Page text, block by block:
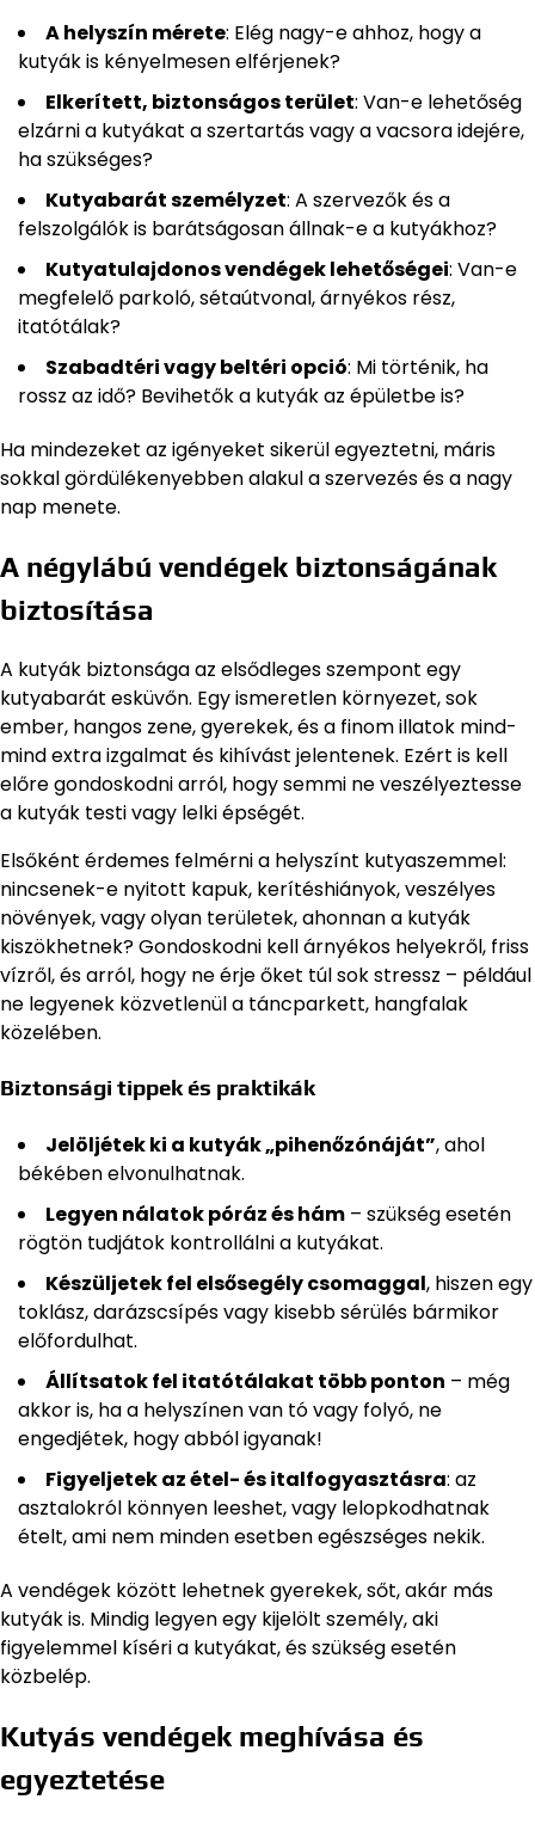
A helyszín mérete: Elég nagy-e ahhoz, hogy a
kutyák is kényelmesen elférjenek?
Elkerített, biztonságos terület: Van-e lehetőség
elzárni a kutyákat a szertartás vagy a vacsora idejére,
ha szükséges?
Kutyabarát személyzet: A szervezők és a
felszolgálók is barátságosan állnak-e a kutyákhoz?
Kutyatulajdonos vendégek lehetőségei: Van-e
megfelelő parkoló, sétaútvonal, árnyékos rész,
itatótálak?
Szabadtéri vagy beltéri opció: Mi történik, ha
rossz az idő? Bevihetők a kutyák az épületbe is?
Ha mindezeket az igényeket sikerül egyeztetni, máris
sokkal gördülékenyebben alakul a szervezés és a nagy
nap menete.
A négylábú vendégek biztonságának
biztosítása
A kutyák biztonsága az elsődleges szempont egy
kutyabarát esküvőn. Egy ismeretlen környezet, sok
ember, hangos zene, gyerekek, és a finom illatok mind-
mind extra izgalmat és kihívást jelentenek. Ezért is kell
előre gondoskodni arról, hogy semmi ne veszélyeztesse
a kutyák testi vagy lelki épségét.
Elsőként érdemes felmérni a helyszínt kutyaszemmel:
nincsenek-e nyitott kapuk, kerítéshiányok, veszélyes
növények, vagy olyan területek, ahonnan a kutyák
kiszökhetnek? Gondoskodni kell árnyékos helyekről, friss
vízről, és arról, hogy ne érje őket túl sok stressz – például
ne legyenek közvetlenül a táncparkett, hangfalak
közelében.
Biztonsági tippek és praktikák
Jelöljétek ki a kutyák „pihenőzónáját”, ahol
békében elvonulhatnak.
Legyen nálatok póráz és hám – szükség esetén
rögtön tudjátok kontrollálni a kutyákat.
Készüljetek fel elsősegély csomaggal, hiszen egy
toklász, darázscsípés vagy kisebb sérülés bármikor
előfordulhat.
Állítsatok fel itatótálakat több ponton – még
akkor is, ha a helyszínen van tó vagy folyó, ne
engedjétek, hogy abból igyanak!
Figyeljetek az étel- és italfogyasztásra: az
asztalokról könnyen leeshet, vagy lelopkodhatnak
ételt, ami nem minden esetben egészséges nekik.
A vendégek között lehetnek gyerekek, sőt, akár más
kutyák is. Mindig legyen egy kijelölt személy, aki
figyelemmel kíséri a kutyákat, és szükség esetén
közbelép.
Kutyás vendégek meghívása és
egyeztetése